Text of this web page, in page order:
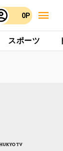
0P
スポーツ